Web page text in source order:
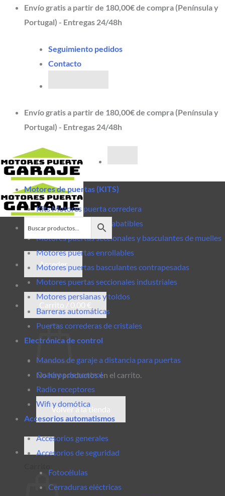
Saltar
Envío gratis a partir de 180,00€ de compra (Península y
Portugal) - Entregas 24/48h
Seguimiento pedidos
Contacto
Envío gratis a partir de 180,00€ de compra (Península y
Portugal) - Entregas 24/48h
Acceder
Carrito / 0,00 €
No hay productos en el carrito.
Volver a la tienda
Motores de puertas (KITS)
Kits Motores puerta corredera
Kits Motores puertas abatibles
Motores puertas seccionales y basculantes de muelles
Motores puertas enrollables
Motores puertas basculantes contrapesadas
Motores puertas seccionales industriales
Motores persianas y toldos
Barreras automáticas
Puertas correderas de cristales
Electrónica de control
Mandos de garaje a distancia para puertas
Cuadros de control
Radio receptores
Wifi y domótica
Accesorios automatismos
Accesorios generales
Accesorios de seguridad
Fotocélulas
Cerraduras eléctricas